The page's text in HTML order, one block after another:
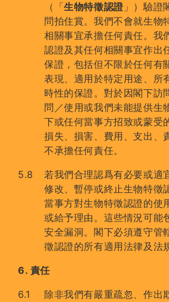
（「生物特徵認證」）驗證
問拍住賞。我們不會就生物
相關事宜承擔任何責任。我
認證及其任何相關事宜作出
保證，包括但不限於任何有
表現、適用於特定用途、所
時性的保證。對於因閣下訪
問／使用或我們未能提供生
下或任何當事方招致或蒙受
損失、損害、費用、支出、
不承擔任何責任。
若我們合理認爲有必要或適
修改、暫停或終止生物特徵
當事方對生物特徵認證的使
或給予理由。這些情況可能
安全漏洞。閣下必須遵守管
徵認證的所有適用法律及法
6. 責任
除非我們有嚴重疏忽、作出